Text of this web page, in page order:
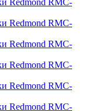
Redmond RMC-
Redmond RMC-
Redmond RMC-
Redmond RMC-
Redmond RMC-
Redmond RMC-